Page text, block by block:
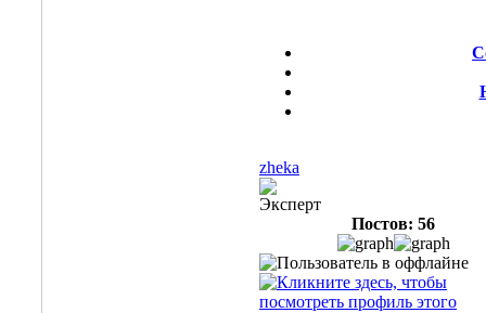
zheka
Эксперт
Постов: 56